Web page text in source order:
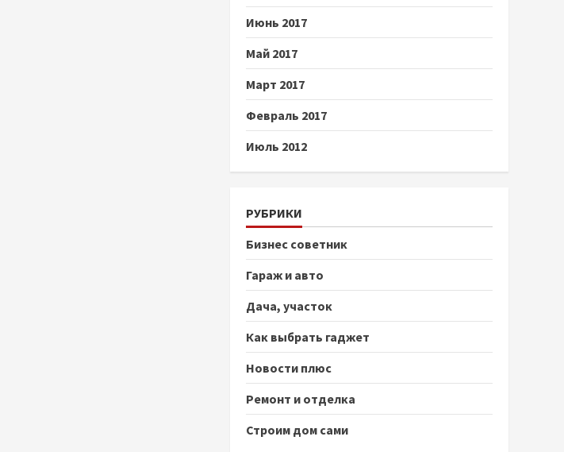
Июнь 2017
Май 2017
Март 2017
Февраль 2017
Июль 2012
РУБРИКИ
Бизнес советник
Гараж и авто
Дача, участок
Как выбрать гаджет
Новости плюс
Ремонт и отделка
Строим дом сами